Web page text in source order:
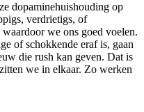
dopaminehuishouding op
verdrietigs, of
we ons goed voelen.
of schokkende eraf is, gaan
die rush kan geven. Dat is
we in elkaar. Zo werken